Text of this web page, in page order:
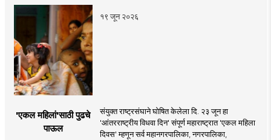
१९ जून २०२६
'एकल महिलां'साठी पुढचे
पाऊल
संयुक्त राष्ट्रसंघाने घोषित केलेला दि. २३ जून हा
'आंतरराष्ट्रीय विधवा दिन' संपूर्ण महाराष्ट्रात 'एकल महिला
दिवस' म्हणून सर्व महानगरपालिका, नगरपालिका,